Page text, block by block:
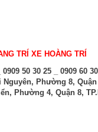
TRÍ XE HOÀNG TRÍ
0909 50 30 25 _ 0909 60
Nguyên, Phường 8, Quận
Phường 4, Quận 8,